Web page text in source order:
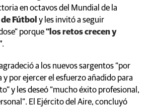
en octavos del Mundial de la
Fútbol y les invitó a seguir
porque"los retos crecen y
.
a los nuevos sargentos “por
y por ejercer el esfuerzo añadido para
y les deseó “mucho éxito profesional,
El Ejército del Aire, concluyó